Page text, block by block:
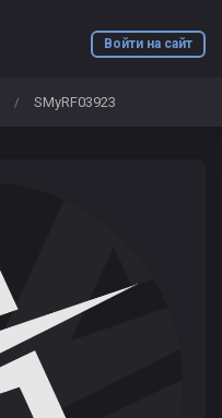
Войти на сайт
/ SMyRF03923